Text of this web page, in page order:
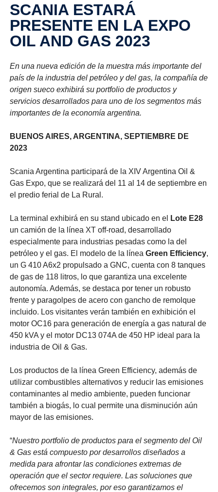
SCANIA ESTARÁ
PRESENTE EN LA EXPO
OIL AND GAS 2023
En una nueva edición de la muestra más importante del
país de la industria del petróleo y del gas, la compañía de
origen sueco exhibirá su portfolio de productos y
servicios desarrollados para uno de los segmentos más
importantes de la economía argentina.
BUENOS AIRES, ARGENTINA, SEPTIEMBRE DE
2023
Scania Argentina participará de la XIV Argentina Oil &
Gas Expo, que se realizará del 11 al 14 de septiembre en
el predio ferial de La Rural.
La terminal exhibirá en su stand ubicado en el
Lote E28
un camión de la línea XT off-road, desarrollado
especialmente para industrias pesadas como la del
petróleo y el gas. El modelo de la línea Green Efficiency,
un G 410 A6x2 propulsado a GNC, cuenta con 8 tanques
de gas de 118 litros, lo que garantiza una excelente
autonomía. Además, se destaca por tener un robusto
frente y paragolpes de acero con gancho de remolque
incluido. Los visitantes verán también en exhibición el
motor OC16 para generación de energía a gas natural de
450 kVA y el motor DC13 074A de 450 HP ideal para la
industria de Oil & Gas.
Los productos de la línea Green Efficiency, además de
utilizar combustibles alternativos y reducir las emisiones
contaminantes al medio ambiente, pueden funcionar
también a biogás, lo cual permite una disminución aún
mayor de las emisiones.
“Nuestro portfolio de productos para el segmento del Oil
& Gas está compuesto por desarrollos diseñados a
medida para afrontar las condiciones extremas de
operación que el sector requiere. Las soluciones que
ofrecemos son integrales, por eso garantizamos el